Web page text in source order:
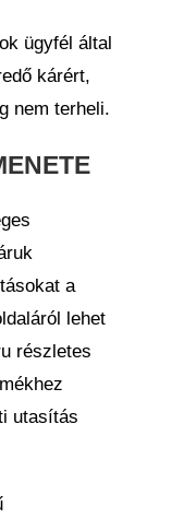
ügyfél által
kárért,
nem terheli.
a
lehet
részletes
utasítás